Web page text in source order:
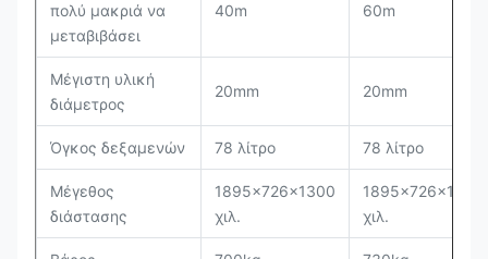
πολύ μακριά να
μεταβιβάσει
40m 60m
Μέγιστη υλική
διάμετρος
20mm 20mm
Όγκος δεξαμενών 78 λίτρο 78 λίτρο
Μέγεθος
διάστασης
1895×726×1300
χιλ.
1895×726×1300
χιλ.